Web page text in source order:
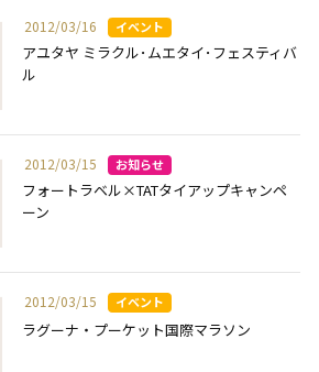
2012/03/16
アユタヤ ミラクル･ムエタイ･フェスティバ
ル
2012/03/15
フォートラベル×TATタイアップキャンペ
ーン
2012/03/15
ラグーナ・プーケット国際マラソン